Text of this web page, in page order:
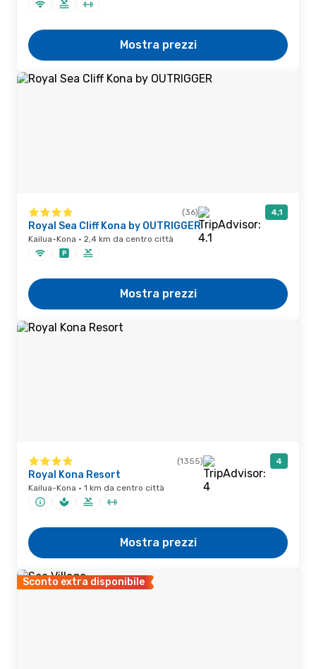
Mostra prezzi
(36) 4,1
Royal Sea Cliff Kona by OUTRIGGER
Kailua-Kona · 2,4 km da centro città
Mostra prezzi
(1355) 4
Royal Kona Resort
Kailua-Kona · 1 km da centro città
Mostra prezzi
Sconto extra disponibile